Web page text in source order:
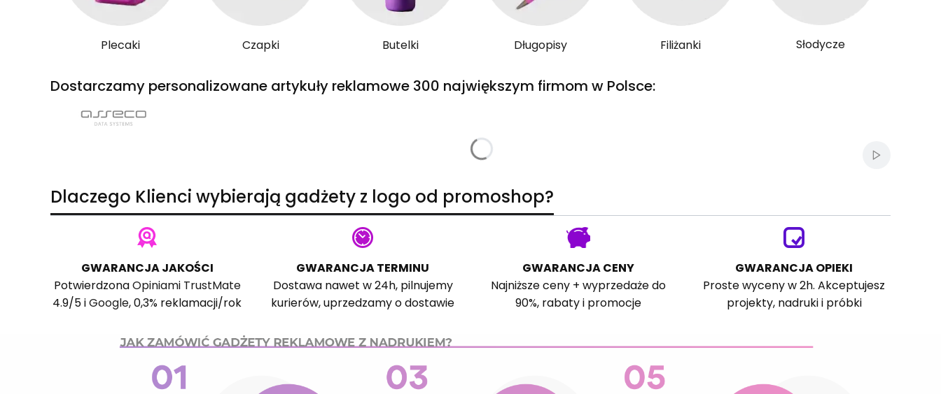
Plecaki Czapki Butelki Długopisy Filiżanki Słodycze
Dostarczamy personalizowane artykuły reklamowe 300 największym firmom w Polsce:
Włącz
Dlaczego Klienci wybierają gadżety z logo od promoshop?
GWARANCJA JAKOŚCI
PotwierdzonaOpiniami TrustMate
4.9/5 iGoogle, 0,3% reklamacji/rok
GWARANCJA TERMINU
Dostawa nawet w 24h, pilnujemy
kurierów, uprzedzamy o dostawie
GWARANCJA CENY
Najniższe ceny + wyprzedaże do
90%, rabaty i promocje
GWARANCJA OPIEKI
Proste wyceny w 2h. Akceptujesz
projekty, nadruki i próbki